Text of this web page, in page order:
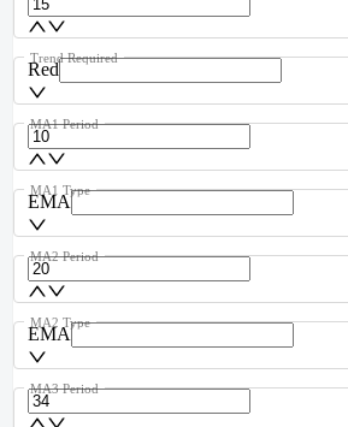
Red
Trend Required
MA1 Period
EMA
MA1 Type
MA2 Period
EMA
MA2 Type
MA3 Period